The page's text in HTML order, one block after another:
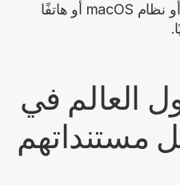
كمبيوتر شخصي أو نظام macOS أو هاتفًا
العالم في